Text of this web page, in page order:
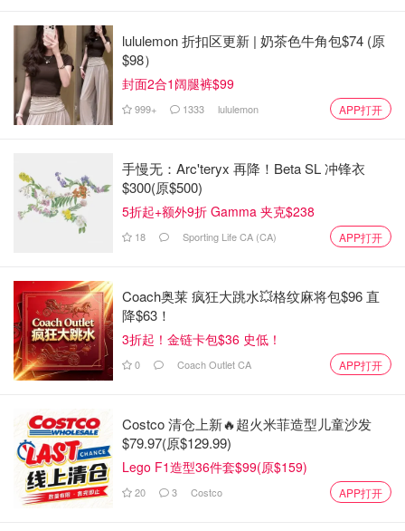
巴西木（Costa Farms Mass Cane)
难度系数 ♠️♠️
lululemon 折扣区更新 | 奶茶色牛角包$74 (原
$98）
封面2合1阔腿裤$99
999+ 1333 lululemon APP打开
手慢无：Arc'teryx 再降！Beta SL 冲锋衣
$300(原$500)
5折起+额外9折 Gamma 夹克$238
18 Sporting Life CA (CA) APP打开
Coach奥莱 疯狂大跳水💥格纹麻将包$96 直
降$63！
3折起！金链卡包$36 史低！
0 Coach Outlet CA APP打开
Costco 清仓上新🔥超火米菲造型儿童沙发
$79.97(原$129.99)
Lego F1造型36件套$99(原$159)
20 3 Costco APP打开